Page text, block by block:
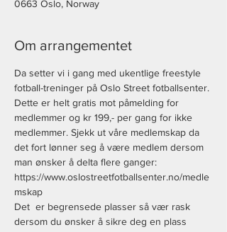
0663 Oslo, Norway
Om arrangementet
Da setter vi i gang med ukentlige freestyle
fotball-treninger på Oslo Street fotballsenter.
Dette er helt gratis mot påmelding for
medlemmer og kr 199,- per gang for ikke
medlemmer. Sjekk ut våre medlemskap da
det fort lønner seg å være medlem dersom
man ønsker å delta flere ganger:
https://www.oslostreetfotballsenter.no/medle
mskap
Det  er begrensede plasser så vær rask
dersom du ønsker å sikre deg en plass